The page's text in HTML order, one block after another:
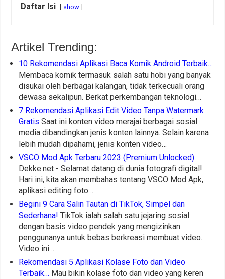
Daftar Isi show
Artikel Trending:
10 Rekomendasi Aplikasi Baca Komik Android Terbaik…
Membaca komik termasuk salah satu hobi yang banyak
disukai oleh berbagai kalangan, tidak terkecuali orang
dewasa sekalipun. Berkat perkembangan teknologi…
7 Rekomendasi Aplikasi Edit Video Tanpa Watermark
Gratis Saat ini konten video merajai berbagai sosial
media dibandingkan jenis konten lainnya. Selain karena
lebih mudah dipahami, jenis konten video…
VSCO Mod Apk Terbaru 2023 (Premium Unlocked)
Dekke.net - Selamat datang di dunia fotografi digital!
Hari ini, kita akan membahas tentang VSCO Mod Apk,
aplikasi editing foto…
Begini 9 Cara Salin Tautan di TikTok, Simpel dan
Sederhana! TikTok ialah salah satu jejaring sosial
dengan basis video pendek yang mengizinkan
penggunanya untuk bebas berkreasi membuat video.
Video ini…
Rekomendasi 5 Aplikasi Kolase Foto dan Video
Terbaik… Mau bikin kolase foto dan video yang keren